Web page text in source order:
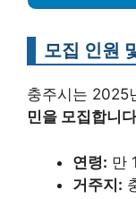
모집 인원
충주시는 2025
민을 모집합니
연령: 만
거주지: